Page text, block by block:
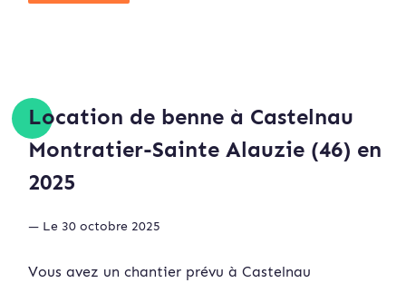
Location de benne à Castelnau
Montratier-Sainte Alauzie (46) en
2025
— Le 30 octobre 2025
Vous avez un chantier prévu à Castelnau